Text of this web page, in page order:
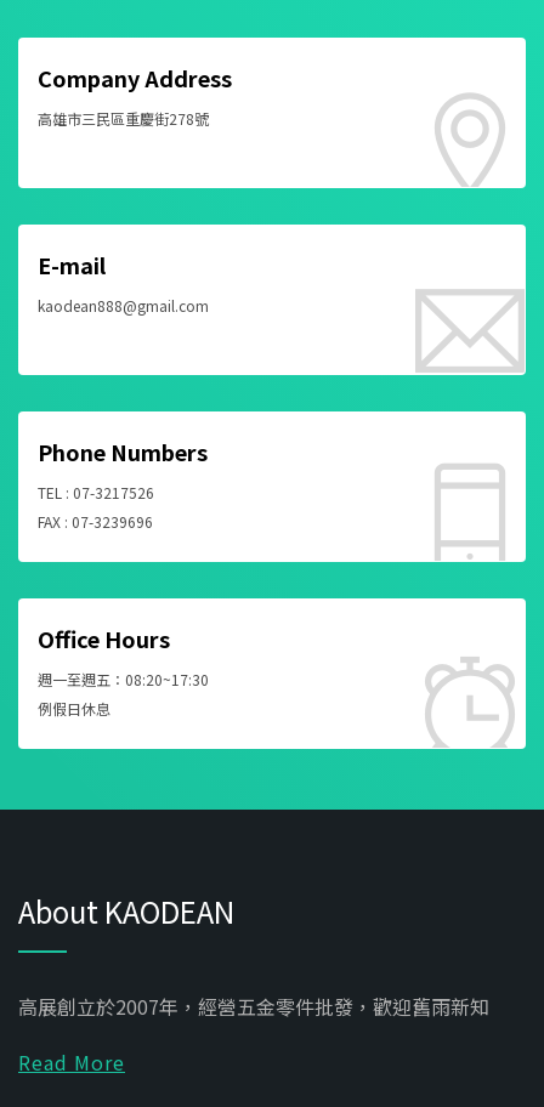
Company Address
高雄市三民區重慶街278號
E-mail
kaodean888@gmail.com
Phone Numbers
TEL : 07-3217526
FAX : 07-3239696
Office Hours
週一至週五：08:20~17:30
例假日休息
About KAODEAN
高展創立於2007年，經營五金零件批發，歡迎舊雨新知
Read More